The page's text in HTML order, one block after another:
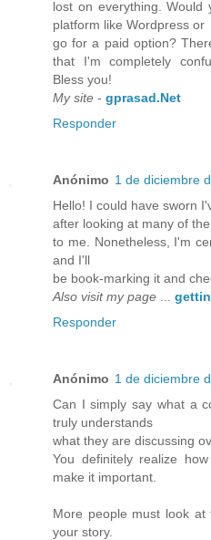
lost on everything.
platform like Wordpress or
go for a paid option?
that I'm completely
Bless you!
My site - gprasad.Net
Responder
Anónimo 1 de diciembre
Hello! I could have sworn
after looking at many of
to me. Nonetheless, I'm
and I'll
be book-marking it and
Also visit my page
Responder
Anónimo 1 de diciembre
Can I simply say what a
truly understands
what they are discussing
You definitely realize
make it important.
More people must look
your story.